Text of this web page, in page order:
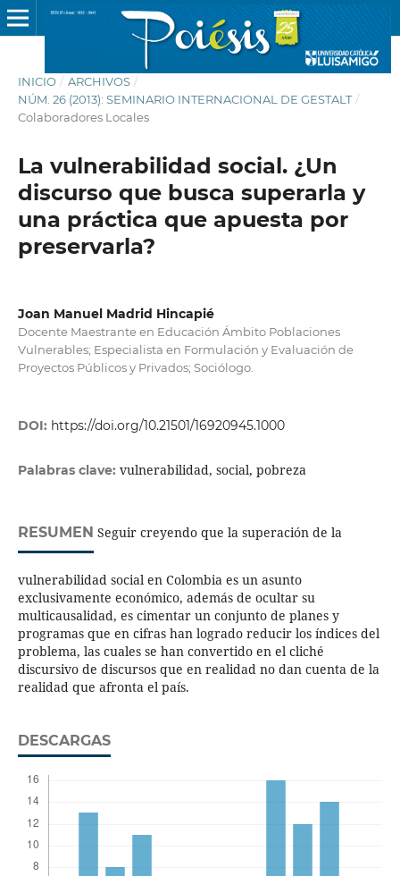
INICIO / ARCHIVOS /
NÚM. 26 (2013): SEMINARIO INTERNACIONAL DE GESTALT /
Colaboradores Locales
La vulnerabilidad social. ¿Un
discurso que busca superarla y
una práctica que apuesta por
preservarla?
Joan Manuel Madrid Hincapié
Docente Maestrante en Educación Ámbito Poblaciones
Vulnerables; Especialista en Formulación y Evaluación de
Proyectos Públicos y Privados; Sociólogo.
DOI: https://doi.org/10.21501/16920945.1000
Palabras clave: vulnerabilidad, social, pobreza
RESUMEN Seguir creyendo que la superación de la
vulnerabilidad social en Colombia es un asunto
exclusivamente económico, además de ocultar su
multicausalidad, es cimentar un conjunto de planes y
programas que en cifras han logrado reducir los índices del
problema, las cuales se han convertido en el cliché
discursivo de discursos que en realidad no dan cuenta de la
realidad que afronta el país.
DESCARGAS